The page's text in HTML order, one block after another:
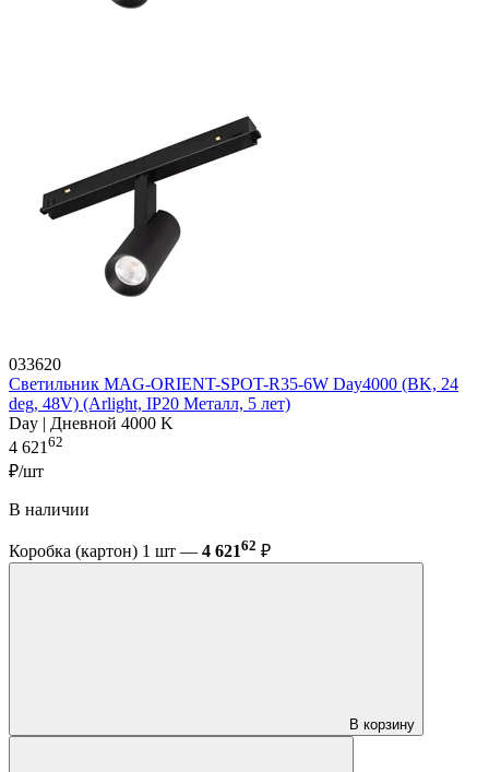
033620
Светильник MAG-ORIENT-SPOT-R35-6W Day4000 (BK, 24
deg, 48V) (Arlight, IP20 Металл, 5 лет)
Day | Дневной 4000 K
4 62162
₽/шт
В наличии
Коробка (картон) 1 шт — 4 62162 ₽
В корзину